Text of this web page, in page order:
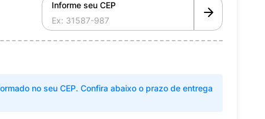
Informe seu CEP
no seu CEP. Confira abaixo o prazo de entrega